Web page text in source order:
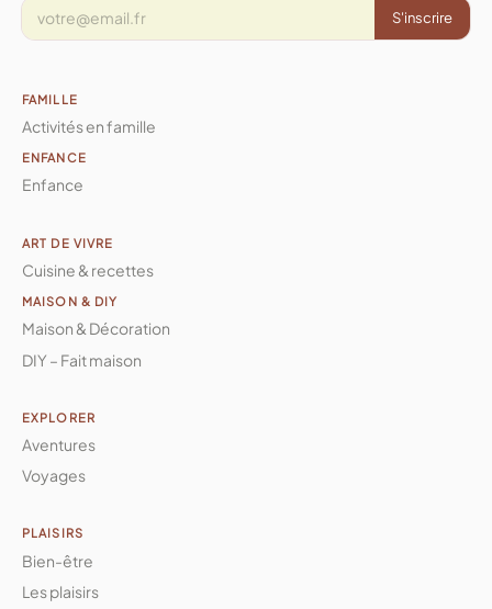
S'inscrire
FAMILLE
Activités en famille
ENFANCE
Enfance
ART DE VIVRE
Cuisine & recettes
MAISON & DIY
Maison & Décoration
DIY – Fait maison
EXPLORER
Aventures
Voyages
PLAISIRS
Bien-être
Les plaisirs